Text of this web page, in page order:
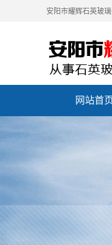
安阳市耀辉石英玻
网站首